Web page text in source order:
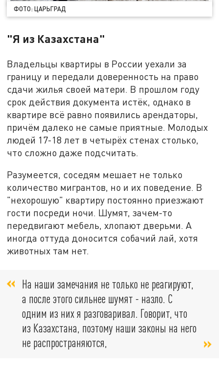
ФОТО: ЦАРЬГРАД
"Я из Казахстана"
Владельцы квартиры в России уехали за
границу и передали доверенность на право
сдачи жилья своей матери. В прошлом году
срок действия документа истёк, однако в
квартире всё равно появились арендаторы,
причём далеко не самые приятные. Молодых
людей 17-18 лет в четырёх стенах столько,
что сложно даже подсчитать.
Разумеется, соседям мешает не только
количество мигрантов, но и их поведение. В
"нехорошую" квартиру постоянно приезжают
гости посреди ночи. Шумят, зачем-то
передвигают мебель, хлопают дверьми. А
иногда оттуда доносится собачий лай, хотя
животных там нет.
На наши замечания не только не реагируют,
а после этого сильнее шумят - назло. С
одним из них я разговаривал. Говорит, что
из Казахстана, поэтому наши законы на него
не распространяются,